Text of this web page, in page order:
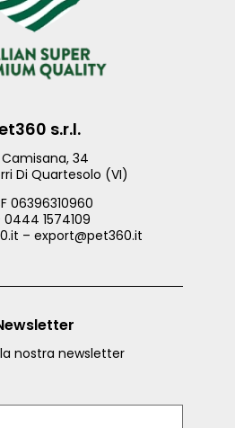
s.r.l.
34
Di Quartesolo (VI)
06396310960
0444 1574109
– export@pet360.it
nostra newsletter